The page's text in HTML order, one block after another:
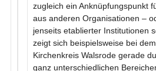
zugleich ein Anknüpfungspunkt
aus anderen Organisationen –
jenseits etablierter Institutionen
zeigt sich beispielsweise bei
Kirchenkreis Walsrode gerade
ganz unterschiedlichen